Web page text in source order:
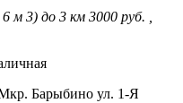
м 3) до 3 км 3000 руб. ,
Барыбино ул. 1-Я